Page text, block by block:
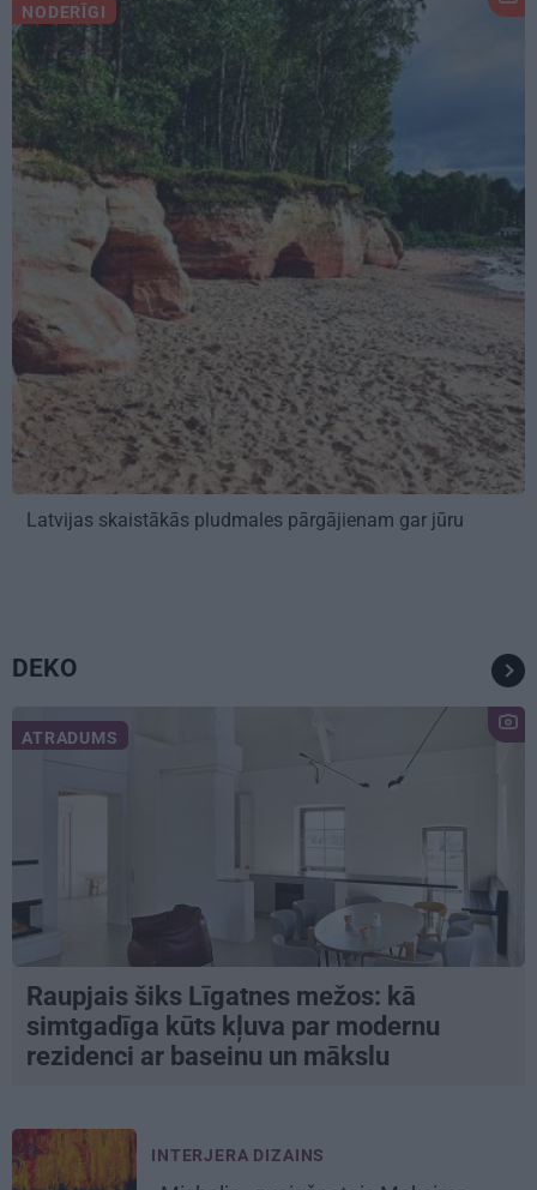
NODERĪGI
Latvijas skaistākās pludmales pārgājienam gar jūru
DEKO
ATRADUMS
Raupjais šiks Līgatnes mežos: kā
simtgadīga kūts kļuva par modernu
rezidenci ar baseinu un mākslu
INTERJERA DIZAINS